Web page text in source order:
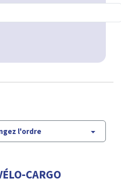
l'ordre
CARGO